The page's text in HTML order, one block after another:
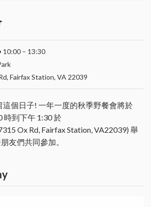
10:00 – 13:30
Fairfax Station, VA 22039
個日子! 一年一度的秋季野餐會將於
時到下午 1:30 於
Ox Rd, Fairfax Station, VA22039) 舉
友們共同參加。